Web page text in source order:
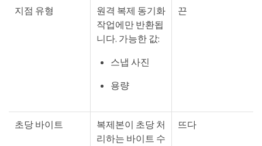
지점 유형
원격 복제 동기화
작업에만 반환됩
니다. 가능한 값:
스냅 사진
용량
끈
초당 바이트
복제본이 초당 처
리하는 바이트 수
뜨다